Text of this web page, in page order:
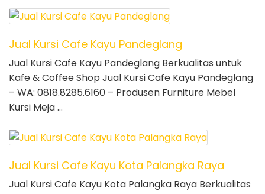
Jual Kursi Cafe Kayu Pandeglang
Jual Kursi Cafe Kayu Pandeglang Berkualitas untuk
Kafe & Coffee Shop Jual Kursi Cafe Kayu Pandeglang
– WA: 0818.8285.6160 – Produsen Furniture Mebel
Kursi Meja …
Jual Kursi Cafe Kayu Kota Palangka Raya
Jual Kursi Cafe Kayu Kota Palangka Raya Berkualitas